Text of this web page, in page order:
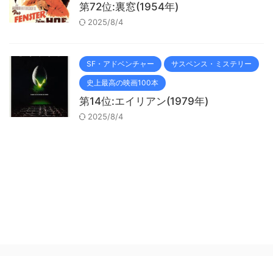
第72位:裏窓(1954年)
2025/8/4
SF・アドベンチャー サスペンス・ミステリー
史上最高の映画100本
第14位:エイリアン(1979年)
2025/8/4